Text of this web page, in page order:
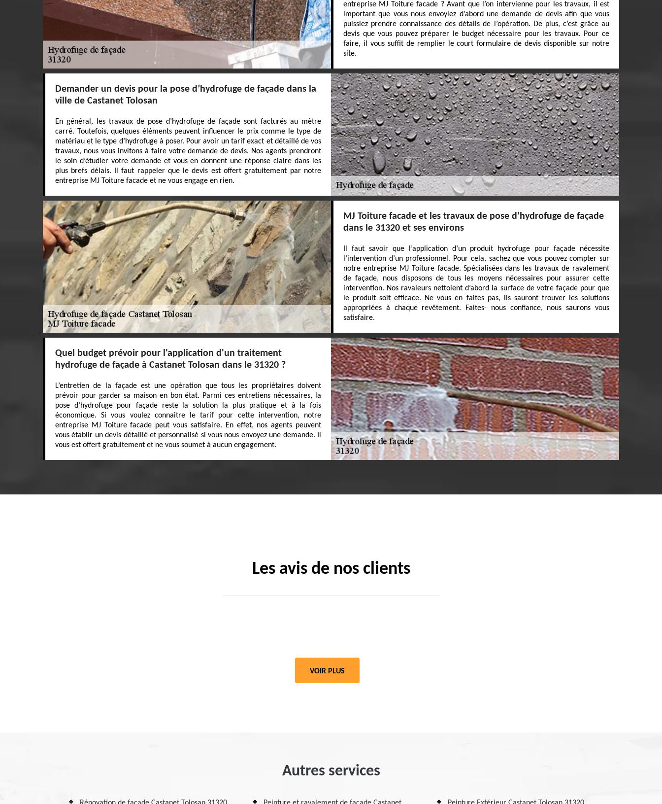
entreprise MJ Toiture facade ? Avant que l’on intervienne pour les travaux, il est
important que vous nous envoyiez d’abord une demande de devis afin que vous
puissiez prendre connaissance des détails de l’opération. De plus, c’est grâce au
devis que vous pouvez préparer le budget nécessaire pour les travaux. Pour ce
faire, il vous suffit de remplier le court formulaire de devis disponible sur notre
site.
Demander un devis pour la pose d’hydrofuge de façade dans la
ville de Castanet Tolosan
En général, les travaux de pose d’hydrofuge de façade sont facturés au mètre
carré. Toutefois, quelques éléments peuvent influencer le prix comme le type de
matériau et le type d’hydrofuge à poser. Pour avoir un tarif exact et détaillé de vos
travaux, nous vous invitons à faire votre demande de devis. Nos agents prendront
le soin d’étudier votre demande et vous en donnent une réponse claire dans les
plus brefs délais. Il faut rappeler que le devis est offert gratuitement par notre
entreprise MJ Toiture facade et ne vous engage en rien.
MJ Toiture facade et les travaux de pose d’hydrofuge de façade
dans le 31320 et ses environs
Il faut savoir que l’application d’un produit hydrofuge pour façade nécessite
l’intervention d’un professionnel. Pour cela, sachez que vous pouvez compter sur
notre entreprise MJ Toiture facade. Spécialisées dans les travaux de ravalement
de façade, nous disposons de tous les moyens nécessaires pour assurer cette
intervention. Nos ravaleurs nettoient d’abord la surface de votre façade pour que
le produit soit efficace. Ne vous en faites pas, ils sauront trouver les solutions
appropriées à chaque revêtement. Faites- nous confiance, nous saurons vous
satisfaire.
Quel budget prévoir pour l'application d'un traitement
hydrofuge de façade à Castanet Tolosan dans le 31320 ?
L’entretien de la façade est une opération que tous les propriétaires doivent
prévoir pour garder sa maison en bon état. Parmi ces entretiens nécessaires, la
pose d’hydrofuge pour façade reste la solution la plus pratique et à la fois
économique. Si vous voulez connaitre le tarif pour cette intervention, notre
entreprise MJ Toiture facade peut vous satisfaire. En effet, nos agents peuvent
vous établir un devis détaillé et personnalisé si vous nous envoyez une demande. Il
vous est offert gratuitement et ne vous soumet à aucun engagement.
Les avis de nos clients
VOIR PLUS
Autres services